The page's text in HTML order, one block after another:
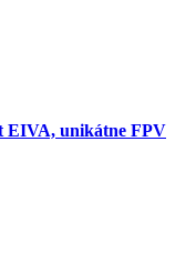
EIVA, unikátne FPV